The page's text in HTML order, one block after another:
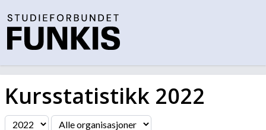
Kursstatistikk 2022
Filter